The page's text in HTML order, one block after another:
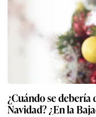
¿Cuándo se
Navidad? ¿En la